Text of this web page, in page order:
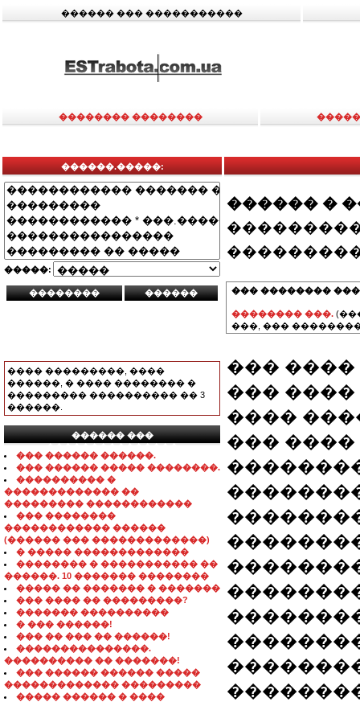
������ ��� �����������
�������� ��������
������.�����:
�����:
���� ���������, ����
������, � ���� �������� �
��������� ���������� �� 3
������.
������ ���
���������������
��� ������ ������.
��� ������ ����� ��������.
���������� �
������������� ��
��������� ������������
��� ��������
������������ ������
(������ ��� �������������)
� ����� �������������
�������� � ����������� ��
������. 10 ������� ��������
����� �� ������� � �������
��� ���� �� ���������?
������� ����������
� ��� ������!
��� �� ��� �� ������!
���������������.
���������� �� �������!
��� ������ ������ �����
������������� ���������
����� ������ � ����
������ �
��� ��������
�������� ���.
���, ���
��� ����
��� ����
����
��� ����